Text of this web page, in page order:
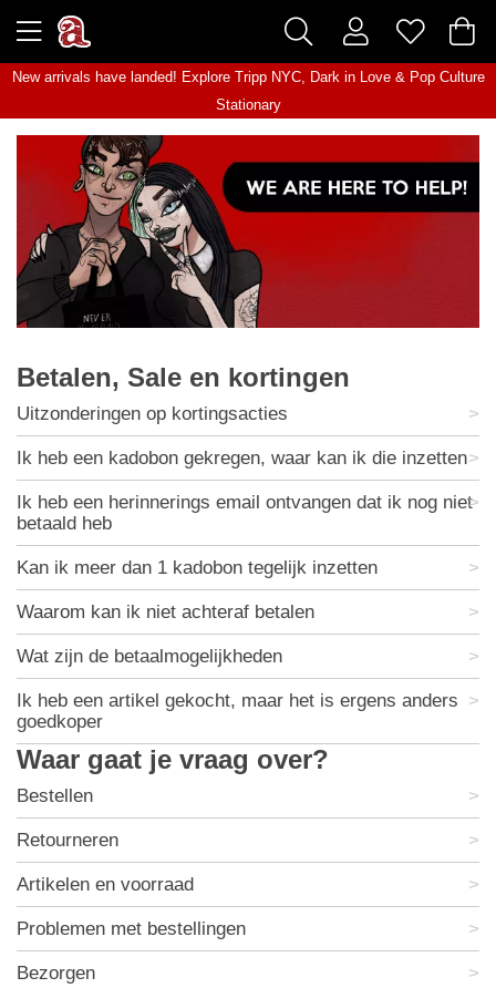
New arrivals have landed! Explore Tripp NYC, Dark in Love& Pop Culture
Stationary
Betalen, Sale en kortingen
Uitzonderingen op kortingsacties
Ik heb een kadobon gekregen, waar kan ik die inzetten
Ik heb een herinnerings email ontvangen dat ik nog niet
betaald heb
Kan ik meer dan 1 kadobon tegelijk inzetten
Waarom kan ik niet achteraf betalen
Wat zijn de betaalmogelijkheden
Ik heb een artikel gekocht, maar het is ergens anders
goedkoper
Waar gaat je vraag over?
Bestellen
Retourneren
Artikelen en voorraad
Problemen met bestellingen
Bezorgen